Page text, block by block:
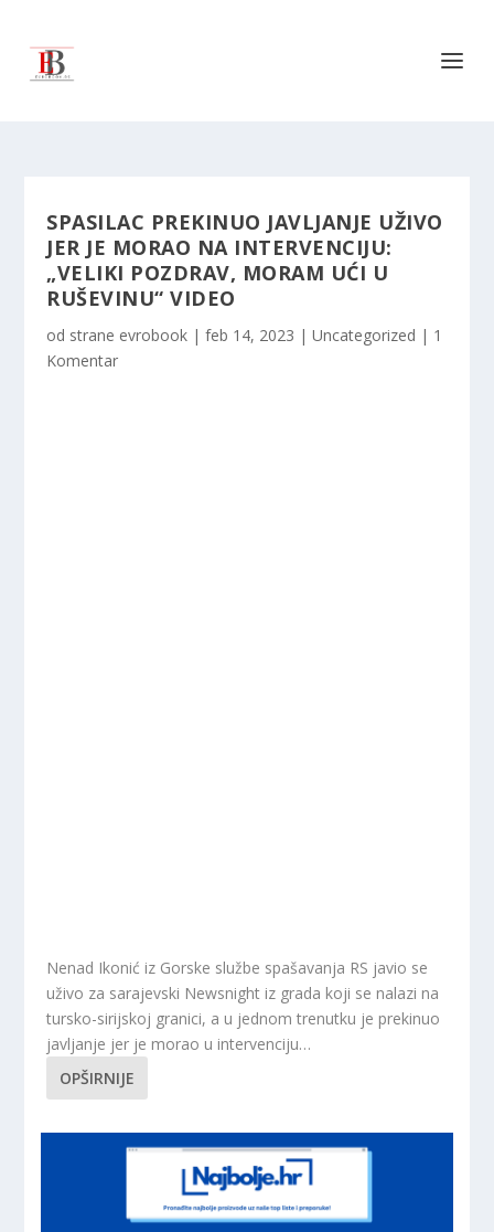
SPASILAC PREKINUO JAVLJANJE UŽIVO
JER JE MORAO NA INTERVENCIJU:
„VELIKI POZDRAV, MORAM UĆI U
RUŠEVINU“ VIDEO
od strane evrobook |feb 14, 2023 |Uncategorized | 1
Komentar
Nenad Ikonić iz Gorske službe spašavanja RS javio se
uživo za sarajevski Newsnight iz grada koji se nalazi na
tursko-sirijskoj granici, a u jednom trenutku je prekinuo
javljanje jer je morao u intervenciju…
OPŠIRNIJE